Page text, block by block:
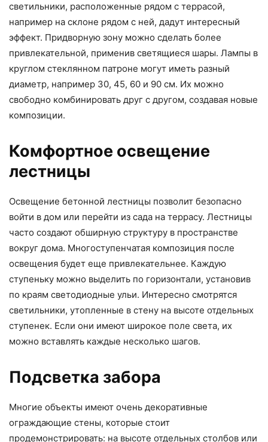
светильники, расположенные рядом с террасой,
например на склоне рядом с ней, дадут интересный
эффект. Придворную зону можно сделать более
привлекательной, применив светящиеся шары. Лампы в
круглом стеклянном патроне могут иметь разный
диаметр, например 30, 45, 60 и 90 см. Их можно
свободно комбинировать друг с другом, создавая новые
композиции.
Комфортное освещение
лестницы
Освещение бетонной лестницы позволит безопасно
войти в дом или перейти из сада на террасу. Лестницы
часто создают обширную структуру в пространстве
вокруг дома. Многоступенчатая композиция после
освещения будет еще привлекательнее. Каждую
ступеньку можно выделить по горизонтали, установив
по краям светодиодные ульи. Интересно смотрятся
светильники, утопленные в стену на высоте отдельных
ступенек. Если они имеют широкое поле света, их
можно вставлять каждые несколько шагов.
Подсветка забора
Многие объекты имеют очень декоративные
ограждающие стены, которые стоит
продемонстрировать: на высоте отдельных столбов или